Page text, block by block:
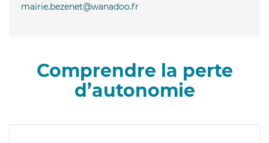
mairie.bezenet@wanadoo.fr
Comprendre la perte
d’autonomie